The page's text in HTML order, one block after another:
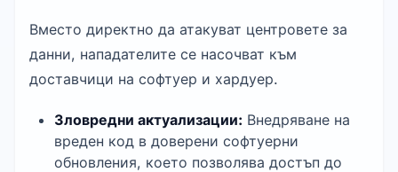
Вместо директно да атакуват центровете за
данни, нападателите се насочват към
доставчици на софтуер и хардуер.
Зловредни актуализации: Внедряване на
вреден код в доверени софтуерни
обновления, което позволява достъп до